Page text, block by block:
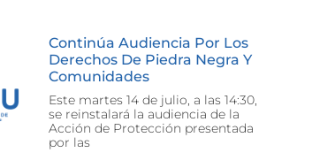
Continúa Audiencia Por Los
Derechos De Piedra Negra Y
Comunidades
Este martes 14 de julio, a las 14:30,
se reinstalará la audiencia de la
Acción de Protección presentada
por las